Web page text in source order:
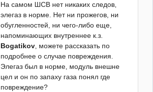
На самом ШСВ нет никаких следов,
элегаз в норме. Нет ни прожегов, ни
обугленностей, ни чего-либо еще,
напоминающих внутреннее к.з.
Bogatikov, можете рассказать по
подробнее о случае повреждения.
Элегаз был в норме, модуль внешне
цел и он по запаху газа понял где
повреждение?